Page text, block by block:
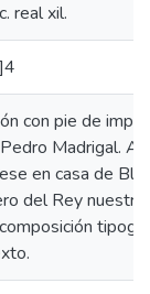
real xil.
con pie de
Madrigal.
en casa de
del Rey nuestro